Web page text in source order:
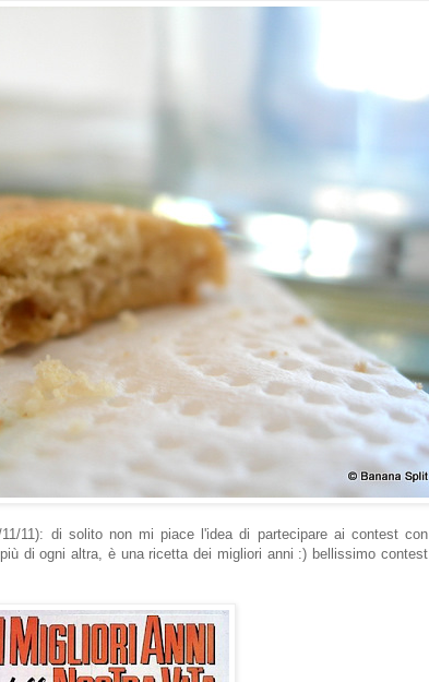
11/11): di solito non mi piace l'idea di partecipare ai contest con
di ogni altra, è una ricetta dei migliori anni :) bellissimo contest